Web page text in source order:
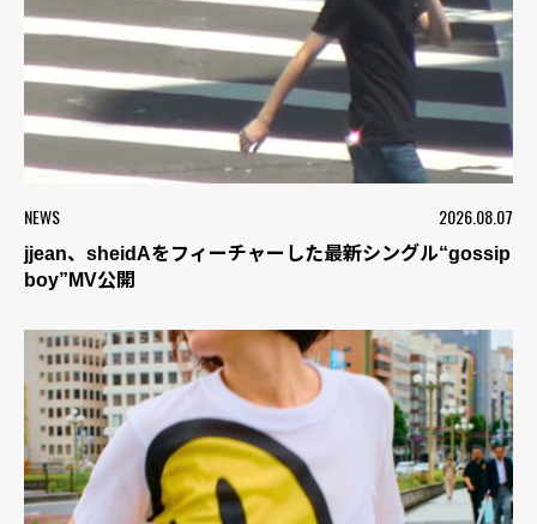
NEWS 2026.08.07
jjean、sheidAをフィーチャーした最新シングル“gossip
boy”MV公開